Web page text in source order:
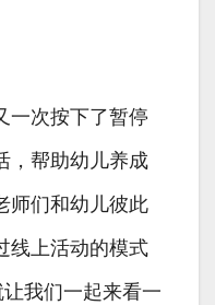
一次按下了暂停
，帮助幼儿养成
师们和幼儿彼此
线上活动的模式
让我们一起来看一